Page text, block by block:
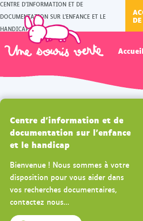
CENTRE D'INFORMATION ET DE
DOCUMENTATION SUR L'ENFANCE ET LE
HANDICAP
Accueil
Centre d'information et de
documentation sur l'enfance
et le handicap
Bienvenue ! Nous sommes à votre
disposition pour vous aider dans
vos recherches documentaires,
contactez nous...